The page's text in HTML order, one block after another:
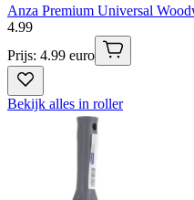
Anza Premium Universal
4.99
Prijs: 4.99 euro
Bekijk alles in roller